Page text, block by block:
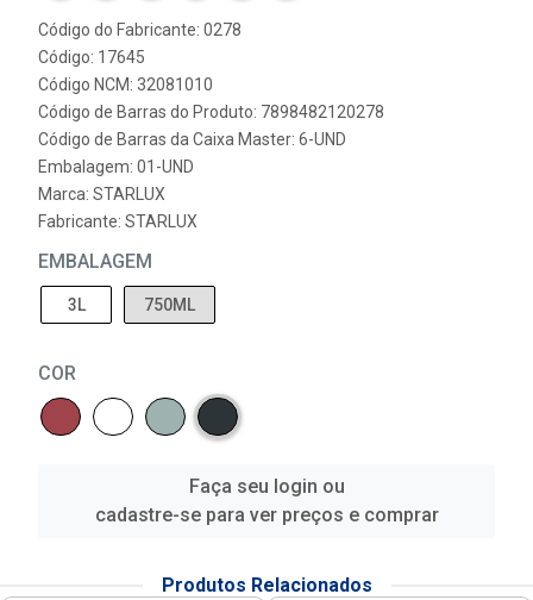
Código do Fabricante: 0278
Código: 17645
Código NCM: 32081010
Código de Barras do Produto: 7898482120278
Código de Barras da Caixa Master: 6-UND
Embalagem: 01-UND
Marca: STARLUX
Fabricante: STARLUX
EMBALAGEM
3L 750ML
COR
Faça seu login ou
cadastre-se para ver preços e comprar
Produtos Relacionados